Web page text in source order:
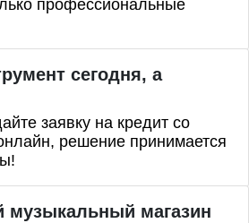
профессиональные
сегодня, а
заявку на кредит со
решение принимается
музыкальный магазин